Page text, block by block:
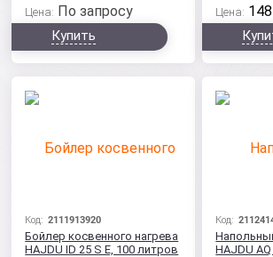
Цена: По запросу
Купить
Цена:
Код:2111913920
Бойлер косвенного нагрева
HAJDU ID 25 S E, 100 литров
Код:
HAJDU